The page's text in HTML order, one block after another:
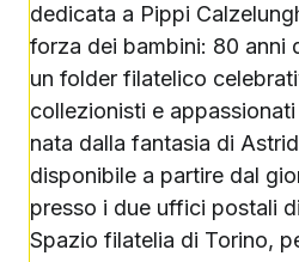
dedicata a Pippi
forza dei bambini: 80 anni
un folder filatelico
collezionisti e
nata dalla fantasia di
disponibile a partire dal
presso i due uffici postali
Spazio filatelia di Torino,